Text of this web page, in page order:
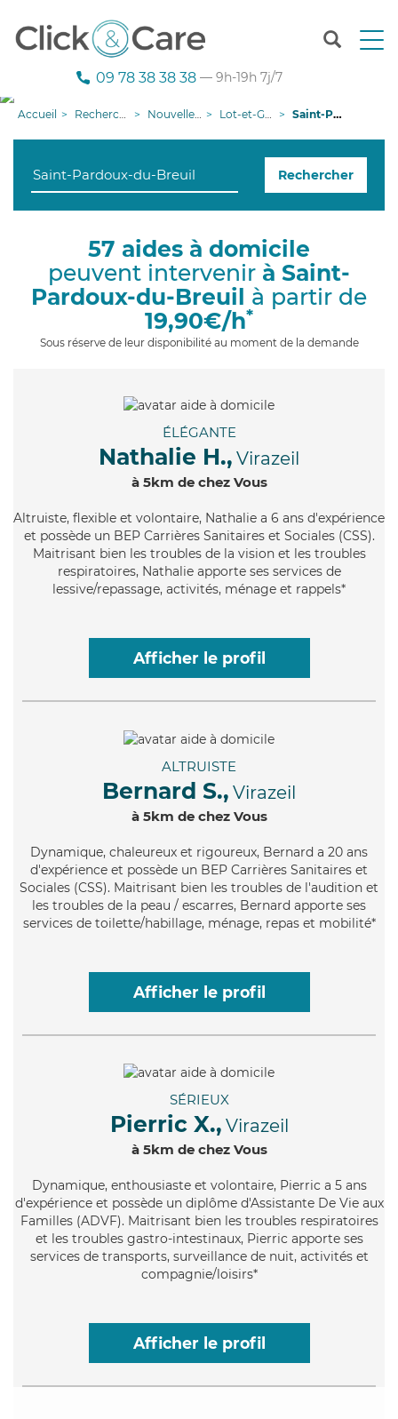
T
n
g
09 78 38 38 38 — 9h-19h 7j/7
Accueil Recherche aide à domicile Nouvelle-Aquitaine Lot-et-Garonne Saint-Pardoux-du-Breuil
Rechercher
57 aides à domicile
peuvent intervenir à Saint-
Pardoux-du-Breuil à partir de
19,90€/h*
Sous réserve de leur disponibilité au moment de la demande
ÉLÉGANTE
Nathalie H., Virazeil
à 5km de chez Vous
Altruiste, flexible et volontaire, Nathalie a 6 ans d'expérience
et possède un BEP Carrières Sanitaires et Sociales (CSS).
Maitrisant bien les troubles de la vision et les troubles
respiratoires, Nathalie apporte ses services de
lessive/repassage, activités, ménage et rappels*
Afficher le profil
ALTRUISTE
Bernard S., Virazeil
à 5km de chez Vous
Dynamique, chaleureux et rigoureux, Bernard a 20 ans
d'expérience et possède un BEP Carrières Sanitaires et
Sociales (CSS). Maitrisant bien les troubles de l'audition et
les troubles de la peau / escarres, Bernard apporte ses
services de toilette/habillage, ménage, repas et mobilité*
Afficher le profil
SÉRIEUX
Pierric X., Virazeil
à 5km de chez Vous
Dynamique, enthousiaste et volontaire, Pierric a 5 ans
d'expérience et possède un diplôme d'Assistante De Vie aux
Familles (ADVF). Maitrisant bien les troubles respiratoires
et les troubles gastro-intestinaux, Pierric apporte ses
services de transports, surveillance de nuit, activités et
compagnie/loisirs*
Afficher le profil